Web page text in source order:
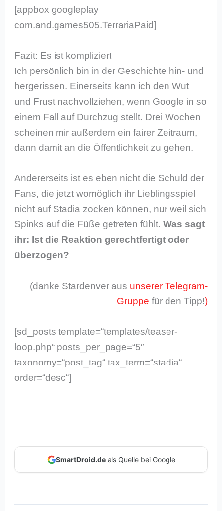
[appbox googleplay
com.and.games505.TerrariaPaid]
Fazit: Es ist kompliziert
Ich persönlich bin in der Geschichte hin- und
hergerissen. Einerseits kann ich den Wut
und Frust nachvollziehen, wenn Google in so
einem Fall auf Durchzug stellt. Drei Wochen
scheinen mir außerdem ein fairer Zeitraum,
dann damit an die Öffentlichkeit zu gehen.
Andererseits ist es eben nicht die Schuld der
Fans, die jetzt womöglich ihr Lieblingsspiel
nicht auf Stadia zocken können, nur weil sich
Spinks auf die Füße getreten fühlt.Was sagt
ihr: Ist die Reaktion gerechtfertigt oder
überzogen?
(danke Stardenver aus unserer Telegram-
Gruppe für den Tipp!)
[sd_posts template=“templates/teaser-
loop.php“ posts_per_page=“5″
taxonomy=“post_tag“ tax_term=“stadia“
order=“desc“]
SmartDroid.deals Quelle bei Google